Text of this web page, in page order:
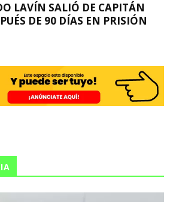
LAVÍN SALIÓ DE CAPITÁN
DE 90 DÍAS EN PRISIÓN